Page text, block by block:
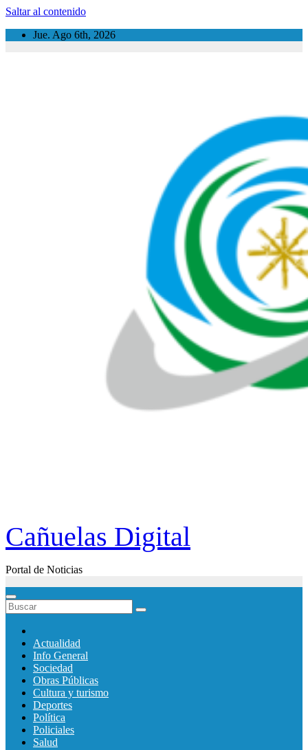
Saltar al contenido
Jue. Ago 6th, 2026
Cañuelas Digital
Portal de Noticias
Actualidad
Info General
Sociedad
Obras Públicas
Cultura y turismo
Deportes
Política
Policiales
Salud